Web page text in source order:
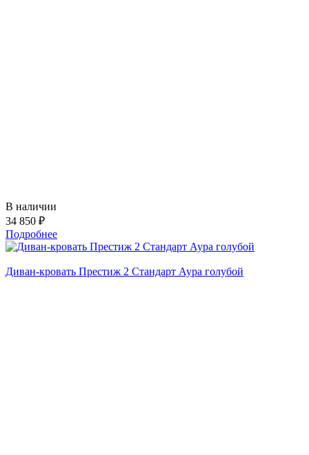
В наличии
34 850 ₽
Подробнее
Диван-кровать Престиж 2 Стандарт Аура голубой